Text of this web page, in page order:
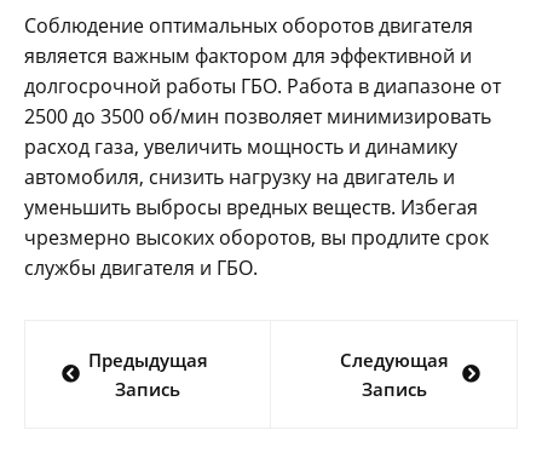
Соблюдение оптимальных оборотов двигателя
является важным фактором для эффективной и
долгосрочной работы ГБО. Работа в диапазоне от
2500 до 3500 об/мин позволяет минимизировать
расход газа, увеличить мощность и динамику
автомобиля, снизить нагрузку на двигатель и
уменьшить выбросы вредных веществ. Избегая
чрезмерно высоких оборотов, вы продлите срок
службы двигателя и ГБО.
по
Предыдущая
Запись
Следующая
Запись